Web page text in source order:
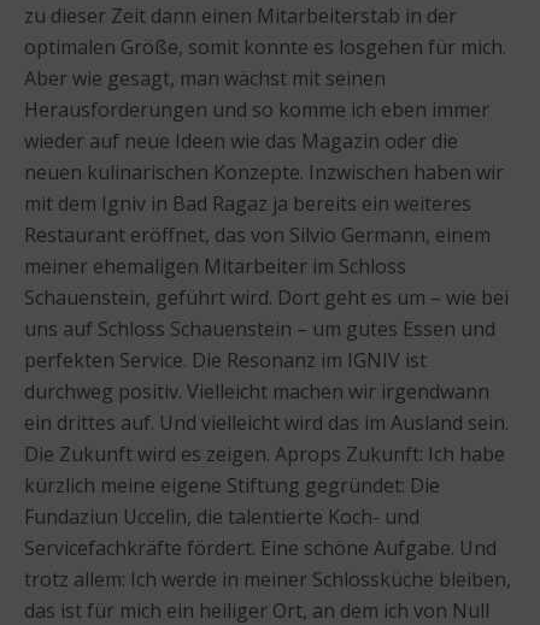
zu dieser Zeit dann einen Mitarbeiterstab in der
optimalen Größe, somit konnte es losgehen für mich.
Aber wie gesagt, man wächst mit seinen
Herausforderungen und so komme ich eben immer
wieder auf neue Ideen wie das Magazin oder die
neuen kulinarischen Konzepte. Inzwischen haben wir
mit dem Igniv in Bad Ragaz ja bereits ein weiteres
Restaurant eröffnet, das von Silvio Germann, einem
meiner ehemaligen Mitarbeiter im Schloss
Schauenstein, geführt wird. Dort geht es um – wie bei
uns auf Schloss Schauenstein – um gutes Essen und
perfekten Service. Die Resonanz im IGNIV ist
durchweg positiv. Vielleicht machen wir irgendwann
ein drittes auf. Und vielleicht wird das im Ausland sein.
Die Zukunft wird es zeigen. Aprops Zukunft: Ich habe
kürzlich meine eigene Stiftung gegründet: Die
Fundaziun Uccelin, die talentierte Koch- und
Servicefachkräfte fördert. Eine schöne Aufgabe. Und
trotz allem: Ich werde in meiner Schlossküche bleiben,
das ist für mich ein heiliger Ort, an dem ich von Null